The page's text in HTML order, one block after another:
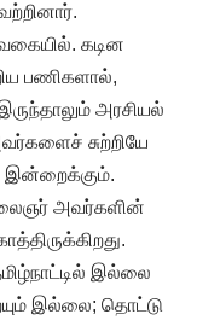
கடின
பணிகளால்,
அரசியல்
சுற்றியே
இன்றைக்கும்.
அவர்களின்
இல்லை
இல்லை; தொட்டு